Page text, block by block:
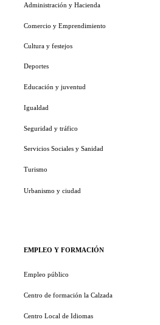
Administración y Hacienda
Comercio y Emprendimiento
Cultura y festejos
Deportes
Educación y juventud
Igualdad
Seguridad y tráfico
Servicios Sociales y Sanidad
Turismo
Urbanismo y ciudad
EMPLEO Y FORMACIÓN
Empleo público
Centro de formación la Calzada
Centro Local de Idiomas